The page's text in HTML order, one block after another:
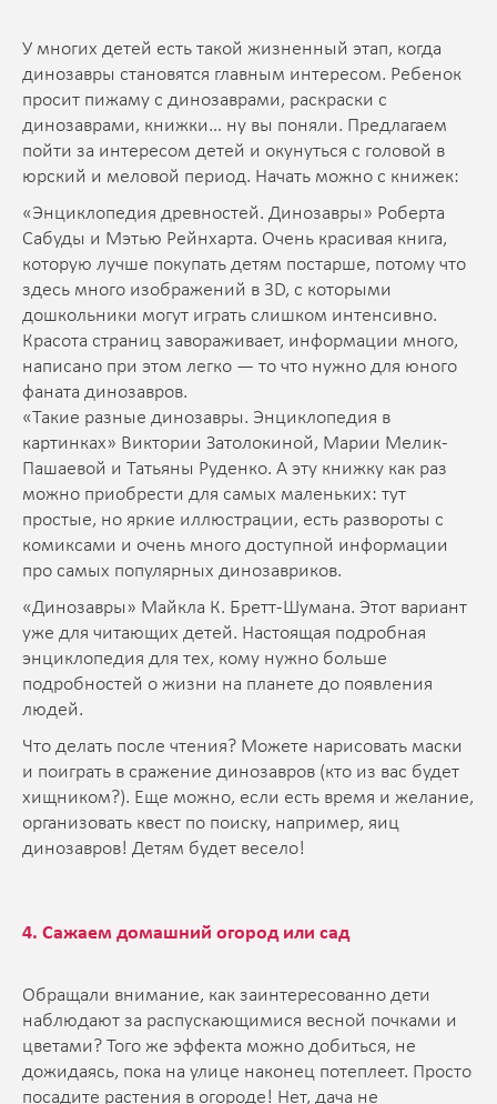
У многих детей есть такой жизненный этап, когда
динозавры становятся главным интересом. Ребенок
просит пижаму с динозаврами, раскраски с
динозаврами, книжки… ну вы поняли. Предлагаем
пойти за интересом детей и окунуться с головой в
юрский и меловой период. Начать можно с книжек:
«Энциклопедия древностей. Динозавры» Роберта
Сабуды и Мэтью Рейнхарта. Очень красивая книга,
которую лучше покупать детям постарше, потому что
здесь много изображений в 3D, с которыми
дошкольники могут играть слишком интенсивно.
Красота страниц завораживает, информации много,
написано при этом легко — то что нужно для юного
фаната динозавров.
«Такие разные динозавры. Энциклопедия в
картинках» Виктории Затолокиной, Марии Мелик-
Пашаевой и Татьяны Руденко. А эту книжку как раз
можно приобрести для самых маленьких: тут
простые, но яркие иллюстрации, есть развороты с
комиксами и очень много доступной информации
про самых популярных динозавриков.
«Динозавры» Майкла К. Бретт-Шумана. Этот вариант
уже для читающих детей. Настоящая подробная
энциклопедия для тех, кому нужно больше
подробностей о жизни на планете до появления
людей.
Что делать после чтения? Можете нарисовать маски
и поиграть в сражение динозавров (кто из вас будет
хищником?). Еще можно, если есть время и желание,
организовать квест по поиску, например, яиц
динозавров! Детям будет весело!
4. Сажаем домашний огород или сад
Обращали внимание, как заинтересованно дети
наблюдают за распускающимися весной почками и
цветами? Того же эффекта можно добиться, не
дожидаясь, пока на улице наконец потеплеет. Просто
посадите растения в огороде! Нет, дача не